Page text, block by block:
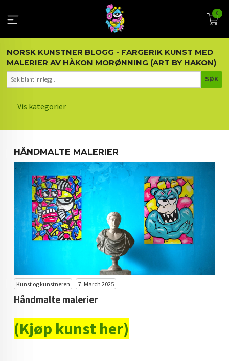
innholdet
0
NORSK KUNSTNER BLOGG - FARGERIK KUNST MED
MALERIER AV HÅKON MORØNNING (ART BY HAKON)
Vis kategorier
KUNST OG KUNSTNEREN
MALERIER BLOGG
ARTIKLER OM KUNST
INTERIØR OG KUNST
KUNST INVESTERING
FARGETEORI
KJØP KUNST TIL SALGS
POP ART
HÅNDMALTE MALERIER
Kunst og kunstneren 7. March 2025
Håndmalte malerier
(Kjøp kunst her)